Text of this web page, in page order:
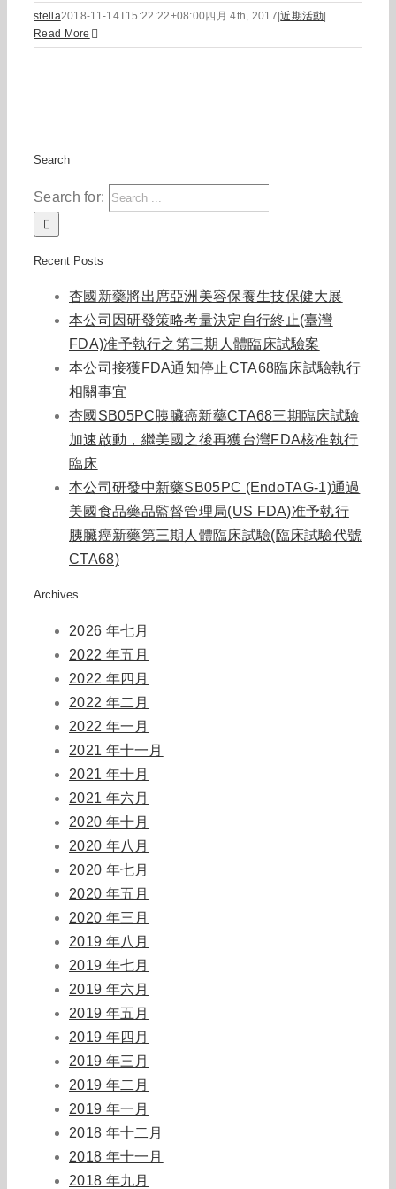
stella2018-11-14T15:22:22+08:00四月 4th, 2017 |近期活動
Read More
Search
Search for:
Recent Posts
杏國新藥將出席亞洲美容保養生技保健大展
本公司因研發策略考量決定自行終止(臺灣
FDA)准予執行之第三期人體臨床試驗案
本公司接獲FDA通知停止CTA68臨床試驗執行
相關事宜
杏國SB05PC胰臟癌新藥CTA68三期臨床試驗
加速啟動，繼美國之後再獲台灣FDA核准執行
臨床
本公司研發中新藥SB05PC (EndoTAG-1)通過
美國食品藥品監督管理局(US FDA)准予執行
胰臟癌新藥第三期人體臨床試驗(臨床試驗代號
CTA68)
Archives
2026 年七月
2022 年五月
2022 年四月
2022 年二月
2022 年一月
2021 年十一月
2021 年十月
2021 年六月
2020 年十月
2020 年八月
2020 年七月
2020 年五月
2020 年三月
2019 年八月
2019 年七月
2019 年六月
2019 年五月
2019 年四月
2019 年三月
2019 年二月
2019 年一月
2018 年十二月
2018 年十一月
2018 年九月